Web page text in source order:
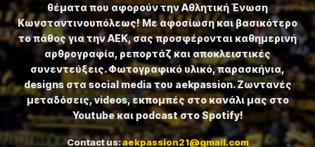
θέματα που αφορούν την Αθλητική Ένωση
Κωνσταντινουπόλεως! Με αφοσίωση και βασικότερο
το πάθος για την ΑΕΚ, σας προσφέρονται καθημερινή
αρθρογραφία, ρεπορτάζ και αποκλειστικές
συνεντεύξεις. Φωτογραφικό υλικό, παρασκήνια,
designs στα social media του aekpassion. Ζωντανές
μεταδόσεις, videos, εκπομπές στο κανάλι μας στο
Youtube και podcast στο Spotify!
Contact us:aekpassion21@gmail.com